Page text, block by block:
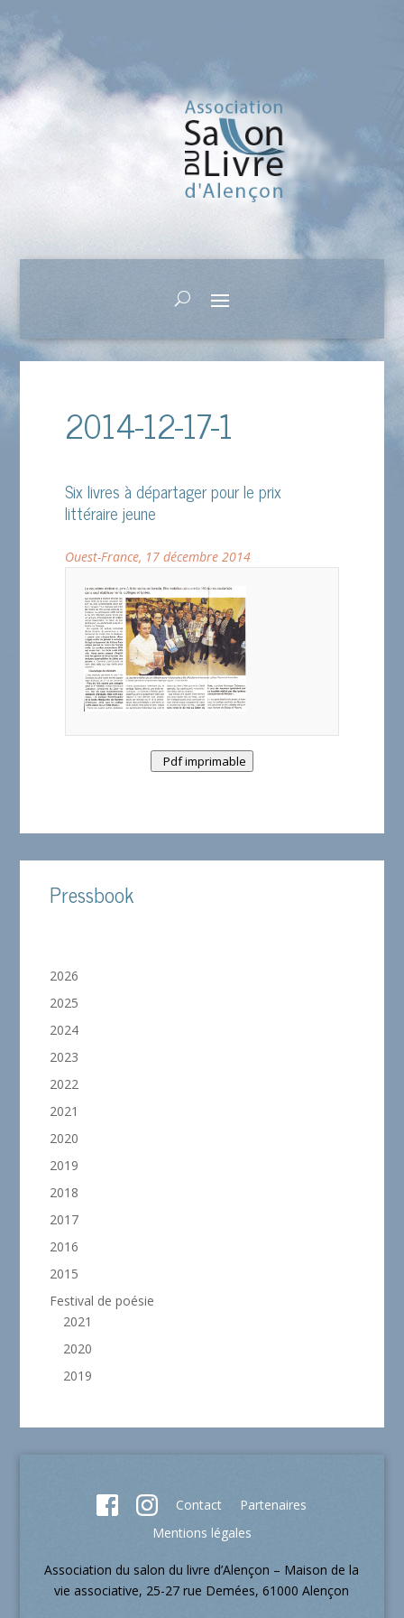
2014-12-17-1
Six livres à départager pour le prix
littéraire jeune
Ouest-France, 17 décembre 2014
Pdf imprimable
Pressbook
2026
2025
2024
2023
2022
2021
2020
2019
2018
2017
2016
2015
Festival de poésie
2021
2020
2019
Contact
Partenaires
Mentions légales
Association du salon du livre d’Alençon – Maison de la
vie associative, 25-27 rue Demées, 61000 Alençon